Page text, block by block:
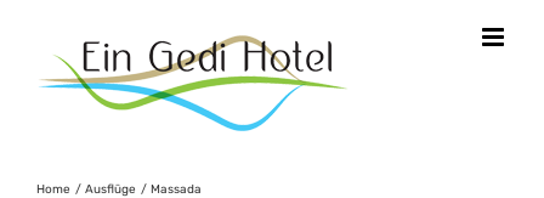
content
Home Ausflüge Massada